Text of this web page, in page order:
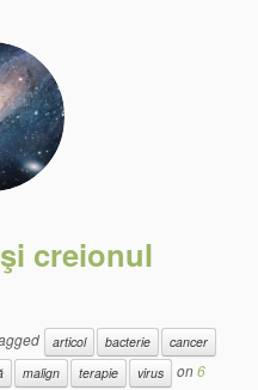
creionul
articol bacterie
cancer
malign terapie virus on6